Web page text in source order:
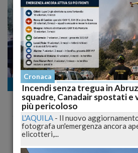
Cronaca
Dramma in Mare Aperto:
Soccorsa dalla Guardia
da Crociera
Cronaca
Incendi senza tregua in
squadre, Canadair spostati e
più pericoloso
L'AQUILA - Il nuovo
fotografa un'emergenza ancora
elicotteri,...